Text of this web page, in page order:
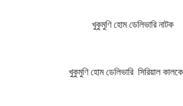
খুকুমুণি হোম ডেলিভারি নাটক
খুকুমুণি হোম ডেলিভারি সিরিয়াল